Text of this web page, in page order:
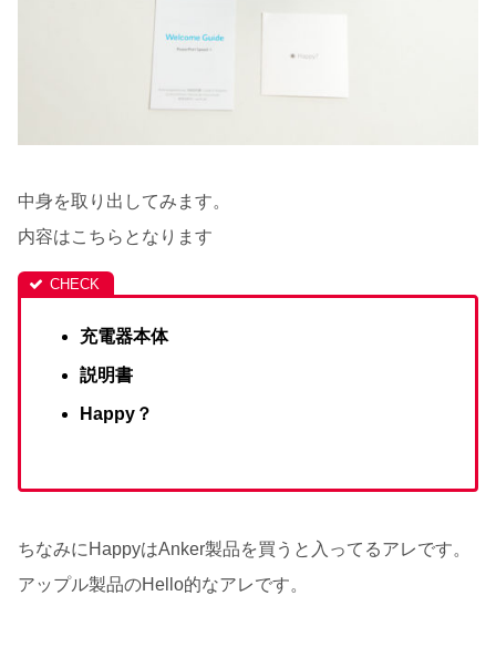
中身を取り出してみます。
内容はこちらとなります
充電器本体
説明書
Happy？
ちなみにHappyはAnker製品を買うと入ってるアレです。
アップル製品のHello的なアレです。